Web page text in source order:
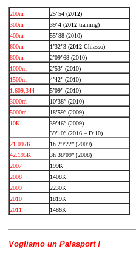
200m 25”54 (2012)
300m
39”4 (2012 training)
400m
55”88 (2010)
600m
1’32”3 (2012 Chiasso)
800m
2’09”68 (2010)
1000m
2’53” (2010)
1500m
4’42” (2010)
1.609,344
5’09” (2010)
3000m
10’38” (2010)
5000m
18’59” (2009)
10K
39’46” (2009)
39’10” (2016 – Dj10)
21.097K
1h 29’22” (2009)
42.195K
3h 38’09” (2008)
2007
199K
2008
1408K
2009
2230K
2010
1819K
2011
1486K
Vogliamo un Palasport !